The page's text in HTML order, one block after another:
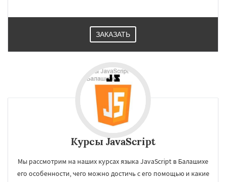
ЗАКАЗАТЬ
Курсы JavaScript
Мы рассмотрим на наших курсах языка JavaScript в Балашихе
его особенности, чего можно достичь с его помощью и какие